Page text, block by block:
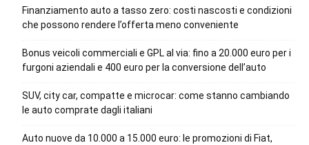
Finanziamento auto a tasso zero: costi nascosti e condizioni
che possono rendere l’offerta meno conveniente
Bonus veicoli commerciali e GPL al via: fino a 20.000 euro per i
furgoni aziendali e 400 euro per la conversione dell’auto
SUV, city car, compatte e microcar: come stanno cambiando
le auto comprate dagli italiani
Auto nuove da 10.000 a 15.000 euro: le promozioni di Fiat,